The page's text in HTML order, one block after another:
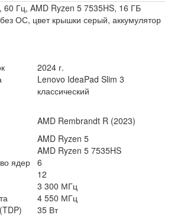
60 Гц, AMD Ryzen 5 7535HS, 16 ГБ
ОС, цвет крышки серый, аккумулятор
2024 г.
Lenovo IdeaPad Slim 3
классический
AMD Rembrandt R (2023)
AMD Ryzen 5
AMD Ryzen 5 7535HS
ядер 6
12
3 300 МГц
4 550 МГц
35 Вт